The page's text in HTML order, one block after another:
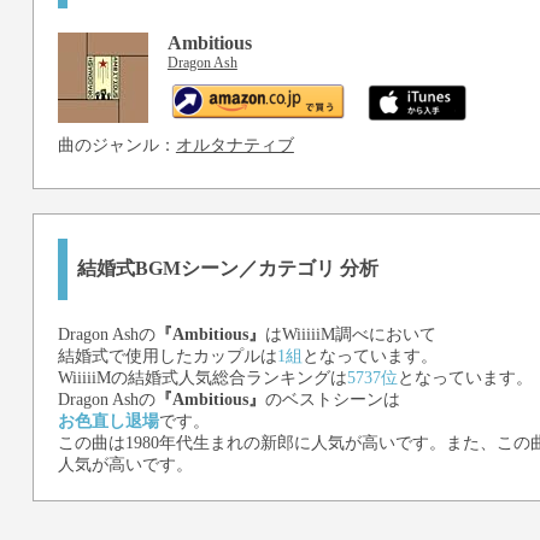
Ambitious
Dragon Ash
曲のジャンル： オルタナティブ
結婚式BGMシーン／カテゴリ 分析
Dragon Ashの『Ambitious』 はWiiiiiM調べにおいて
結婚式で使用したカップルは1組 となっています。
WiiiiiMの結婚式人気総合ランキングは5737位 となっています。
Dragon Ashの『Ambitious』 のベストシーンは
お色直し退場です。
この曲は1980年代生まれの新郎に人気が高いです。また、この
人気が高いです。